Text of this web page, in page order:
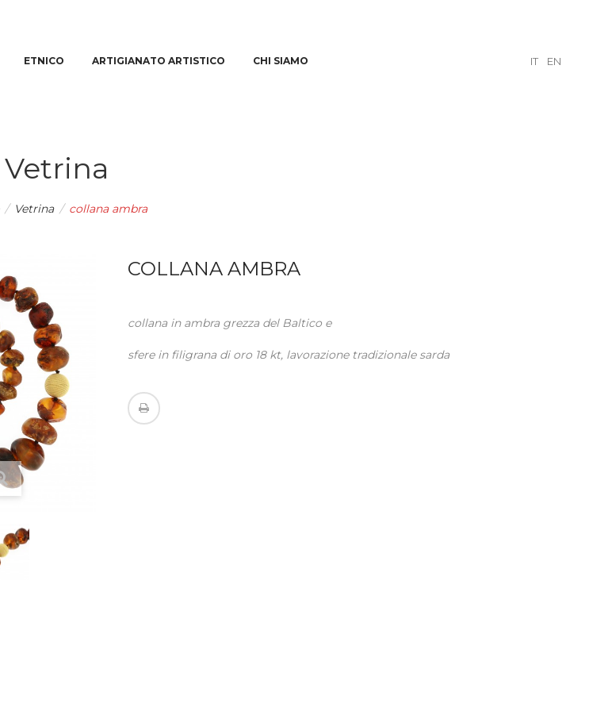
IT EN
ETNICO ARTIGIANATO ARTISTICO CHI SIAMO
Vetrina
/ Vetrina / collana ambra
COLLANA AMBRA
collana in ambra grezza del Baltico e
sfere in filigrana di oro 18 kt, lavorazione tradizionale sarda